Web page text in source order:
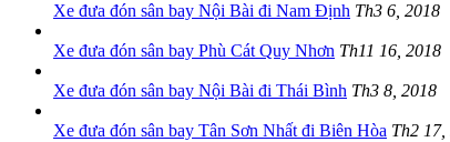
Xe đưa đón sân bay Nội Bài đi Nam Định Th3 6, 2018
Xe đưa đón sân bay Phù Cát Quy Nhơn Th11 16, 2018
Xe đưa đón sân bay Nội Bài đi Thái Bình Th3 8, 2018
Xe đưa đón sân bay Tân Sơn Nhất đi Biên Hòa Th2 17,